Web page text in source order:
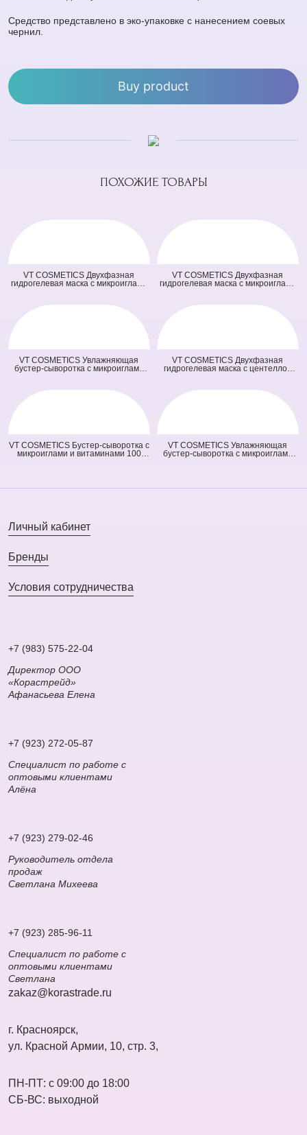
Средство представлено в эко-упаковке с нанесением соевых
чернил.
Buy product
ПОХОЖИЕ ТОВАРЫ
VT COSMETICS Двухфазная
гидрогелевая маска с микроиглами
(оранжевая) (33 гр + 1,5 гр)
VT COSMETICS Двухфазная
гидрогелевая маска с микроиглами
зеленая) (33 гр + 1,5 гр)
VT COSMETICS Увлажняющая
бустер-сыворотка с микроиглами
VT COSMETICS Двухфазная
гидрогелевая маска с центеллой
гр)
VT COSMETICS Бустер-сыворотка с
микроиглами и витаминами 100
VT COSMETICS Увлажняющая
бустер-сыворотка с микроиглами
Личный кабинет
Бренды
Условия сотрудничества
+7 (983) 575-22-04
Директор ООО
«Корастрейд»
Афанасьева Елена
+7 (923) 272-05-87
Специалист по работе с
оптовыми клиентами
Алёна
+7 (923) 279-02-46
Руководитель отдела
продаж
Светлана Михеева
+7 (923) 285-96-11
Специалист по работе с
оптовыми клиентами
Светлана
zakaz@korastrade.ru
г. Красноярск,
ул. Красной Армии, 10, стр. 3,
ПН-ПТ: с 09:00 до 18:00
СБ-ВС: выходной